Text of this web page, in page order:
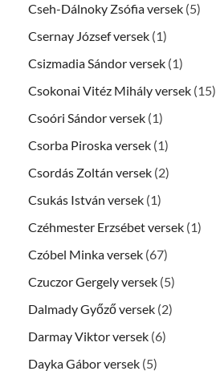
Cseh-Dálnoky Zsófia versek (5)
Csernay József versek (1)
Csizmadia Sándor versek (1)
Csokonai Vitéz Mihály versek (15)
Csoóri Sándor versek (1)
Csorba Piroska versek (1)
Csordás Zoltán versek (2)
Csukás István versek (1)
Czéhmester Erzsébet versek (1)
Czóbel Minka versek (67)
Czuczor Gergely versek (5)
Dalmady Győző versek (2)
Darmay Viktor versek (6)
Dayka Gábor versek (5)